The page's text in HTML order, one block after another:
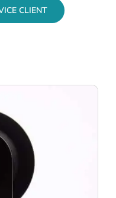
CLIENT